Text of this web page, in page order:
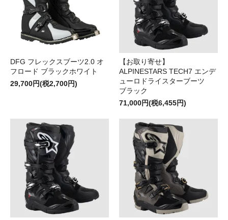
DFG フレックスブーツ2.0 オ
フロード ブラックホワイト
29,700円(税2,700円)
【お取り寄せ】
ALPINESTARS TECH7 エンデ
ューロドライスターブーツ
ブラック
71,000円(税6,455円)